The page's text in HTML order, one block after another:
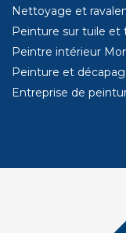
Nettoyage et
Peinture sur tuile
Peintre intérieur
Peinture et
Entreprise de